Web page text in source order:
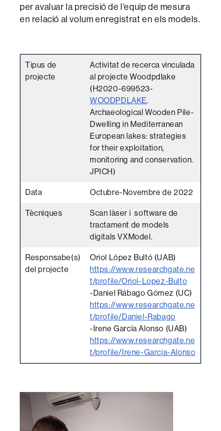
per avaluar la precisió de l’equip de mesura
en relació al volum enregistrat en els models.
Tipus de
projecte
Activitat de recerca vinculada
al projecte Woodpdlake
(H2020-699523-
WOODPDLAKE.
Archaeological Wooden Pile-
Dwelling in Mediterranean
European lakes: strategies
for their exploitation,
monitoring and conservation.
JPICH)
Data Octubre-Novembre de 2022
Tècniques
Scan làser i software de
tractament de models
digitals VXModel.
Responsabe(s)
del projecte
Oriol López Bultó (UAB)
https://www.researchgate.ne
t/profile/Oriol-Lopez-Bulto
-Daniel Rábago Gómez (UC)
https://www.researchgate.ne
t/profile/Daniel-Rabago
-Irene García Alonso (UAB)
https://www.researchgate.ne
t/profile/Irene-Garcia-Alonso